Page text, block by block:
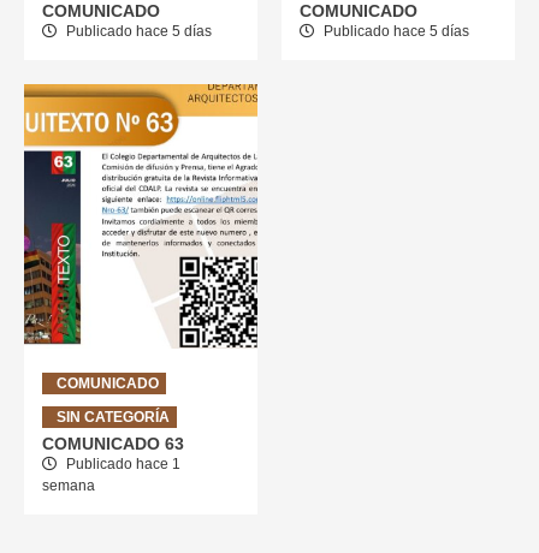
COMUNICADO
Publicado hace 5 días
COMUNICADO
Publicado hace 5 días
COMUNICADO
SIN CATEGORÍA
COMUNICADO 63
Publicado hace 1
semana